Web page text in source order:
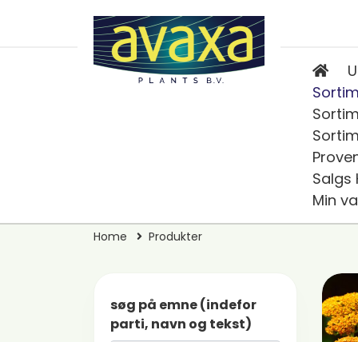
Salgs
Min
Home Produkter
søg på emne (indefor
parti, navn og tekst)